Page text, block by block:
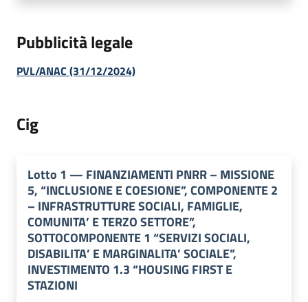
Pubblicità legale
PVL/ANAC (31/12/2024)
Cig
Lotto 1 — FINANZIAMENTI PNRR – MISSIONE
5, “INCLUSIONE E COESIONE”, COMPONENTE 2
– INFRASTRUTTURE SOCIALI, FAMIGLIE,
COMUNITA’ E TERZO SETTORE”,
SOTTOCOMPONENTE 1 “SERVIZI SOCIALI,
DISABILITA’ E MARGINALITA’ SOCIALE”,
INVESTIMENTO 1.3 “HOUSING FIRST E
STAZIONI